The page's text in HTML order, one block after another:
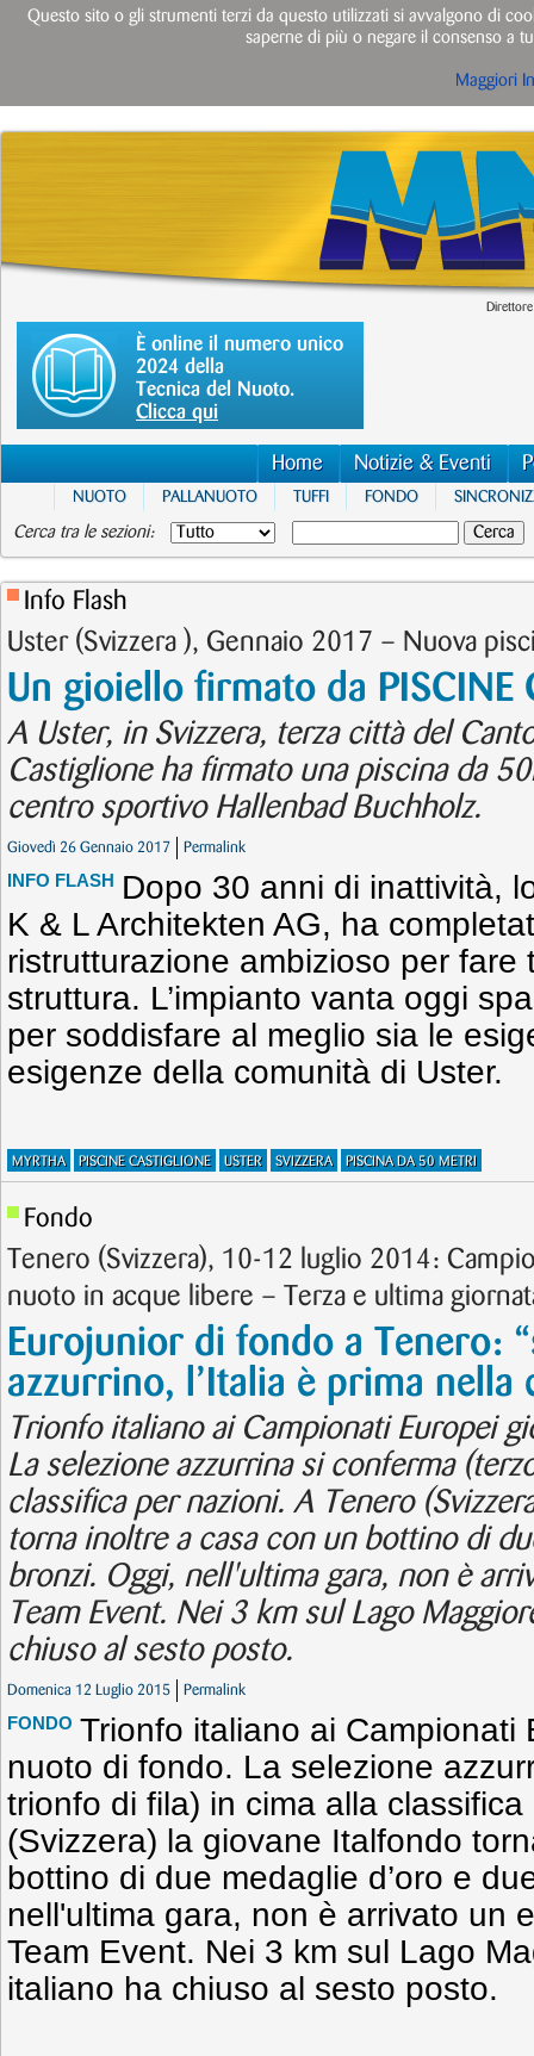
È online il numero unico
2024 della
Tecnica del Nuoto.
Clicca qui
Home Notizie & Eventi
NUOTO PALLANUOTO TUFFI FONDO
Cerca tra le sezioni:
Info Flash
Uster (Svizzera ), Gennaio 2017 – Nuova
Un gioiello firmato da PISCINE
A Uster, in Svizzera, terza città del
Castiglione ha firmato una piscina da
centro sportivo Hallenbad Buchholz.
Giovedì 26 Gennaio 2017 Permalink
INFO FLASH Dopo 30 anni di inattività,
K & L Architekten AG, ha
ristrutturazione ambizioso per fare
struttura. L’impianto vanta oggi
per soddisfare al meglio sia le
esigenze della comunità di Uster.
MYRTHA PISCINE CASTIGLIONE USTER SVIZZERA PISCINA DA 50 METRI
Fondo
Tenero (Svizzera), 10-12 luglio 2014:
nuoto in acque libere – Terza e ultima
Eurojunior di fondo a Tenero:
azzurrino, l’Italia è prima nella
Trionfo italiano ai Campionati Europei
La selezione azzurrina si conferma
classifica per nazioni. A Tenero
torna inoltre a casa con un bottino di
bronzi. Oggi, nell'ultima gara, non è
Team Event. Nei 3 km sul Lago
chiuso al sesto posto.
Domenica 12 Luglio 2015 Permalink
FONDO Trionfo italiano ai Campionati
nuoto di fondo. La selezione
trionfo di fila) in cima alla classifica
(Svizzera) la giovane Italfondo
bottino di due medaglie d’oro e
nell'ultima gara, non è arrivato un
Team Event. Nei 3 km sul Lago
italiano ha chiuso al sesto posto.
Questo sito o gli strumenti terzi da questo utilizzati si avvalgono di
saperne di più o negare il consenso a
Maggiori